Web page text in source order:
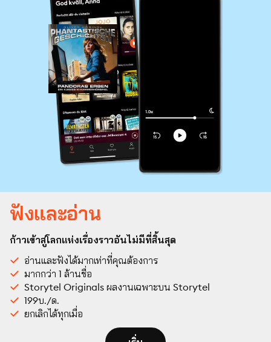
ฟังและอ่าน
ก้าวเข้าสู่โลกแห่งเรื่องราวอันไม่มีที่สิ้นสุด
อ่านและฟังได้มากเท่าที่คุณต้องการ
มากกว่า 1 ล้านชื่อ
Storytel Originals ผลงานเฉพาะบน Storytel
199บ./ด.
ยกเลิกได้ทุกเมื่อ